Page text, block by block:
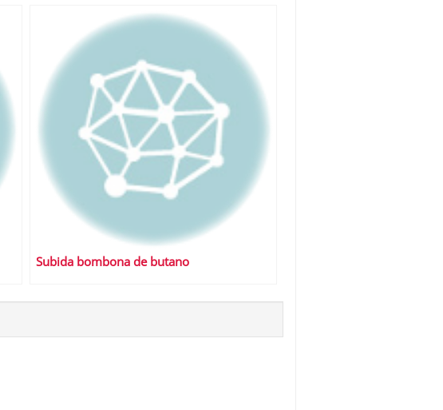
Subida bombona de butano